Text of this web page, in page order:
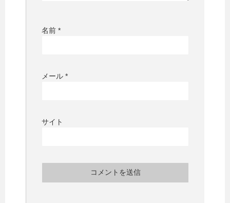
名前 *
メール *
サイト